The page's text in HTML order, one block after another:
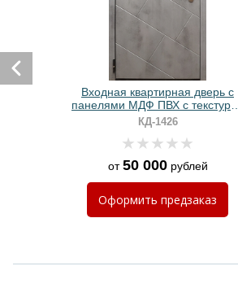
Входная квартирная дверь с
панелями МДФ ПВХ с текстурой
бетон
КД-1426
от50 000рублей
Оформить предзаказ